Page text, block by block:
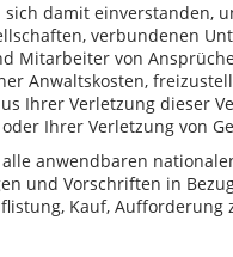
sich damit einverstanden,
verbundenen
Mitarbeiter von
Anwaltskosten,
Ihrer Verletzung dieser
Ihrer Verletzung von
anwendbaren
und Vorschriften in
Kauf, Aufforderung